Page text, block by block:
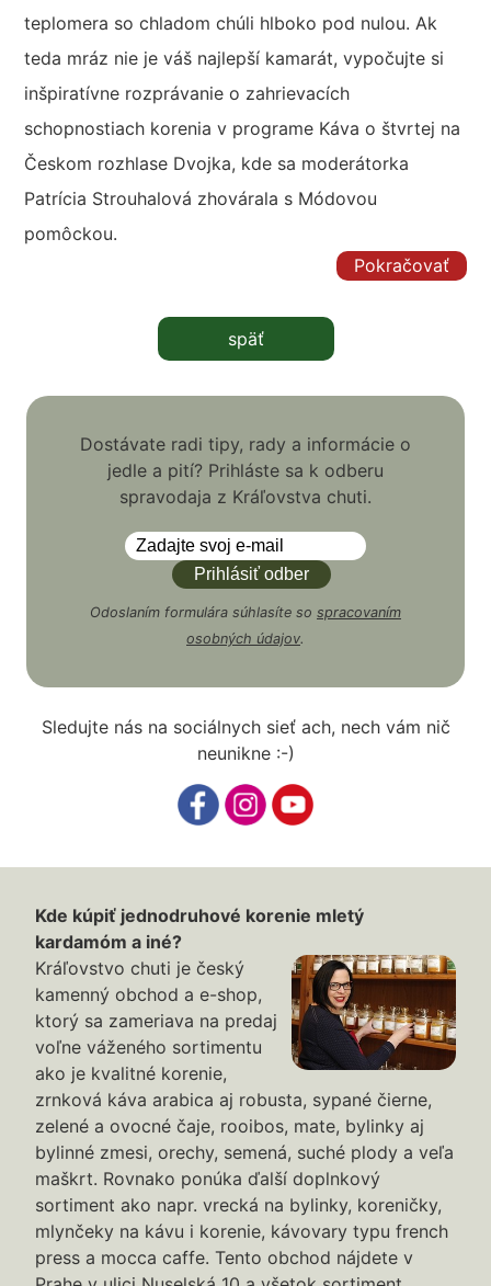
teplomera so chladom chúli hlboko pod nulou. Ak
teda mráz nie je váš najlepší kamarát, vypočujte si
inšpiratívne rozprávanie o zahrievacích
schopnostiach korenia v programe Káva o štvrtej na
Českom rozhlase Dvojka, kde sa moderátorka
Patrícia Strouhalová zhovárala s Módovou
pomôckou.
Pokračovať
späť
Dostávate radi tipy, rady a informácie o
jedle a pití? Prihláste sa k odberu
spravodaja z Kráľovstva chuti.
Odoslaním formulára súhlasíte so spracovaním
osobných údajov.
Sledujte nás na sociálnych sieť ach, nech vám nič
neunikne :-)
Kde kúpiť jednodruhové korenie mletý
kardamóm a iné?
Kráľovstvo chuti je český
kamenný obchod a e-shop,
ktorý sa zameriava na predaj
voľne váženého sortimentu
ako je kvalitné korenie,
zrnková káva arabica aj robusta, sypané čierne,
zelené a ovocné čaje, rooibos, mate, bylinky aj
bylinné zmesi, orechy, semená, suché plody a veľa
maškrt. Rovnako ponúka ďalší doplnkový
sortiment ako napr. vrecká na bylinky, koreničky,
mlynčeky na kávu i korenie, kávovary typu french
press a mocca caffe. Tento obchod nájdete v